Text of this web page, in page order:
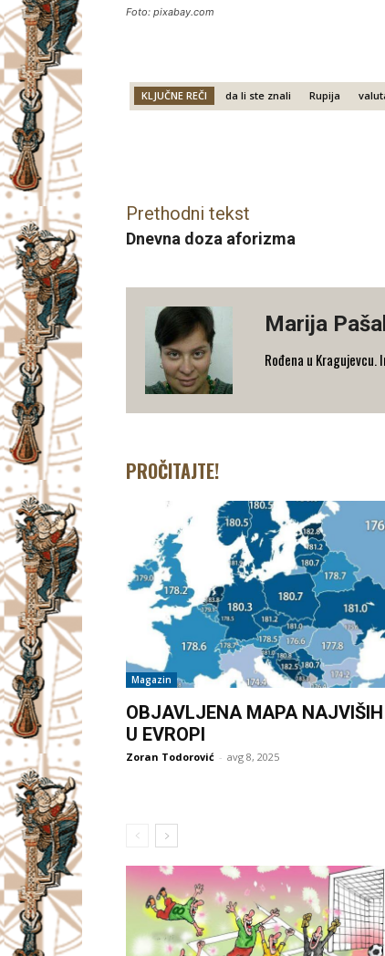
Foto: pixabay.com
KLJUČNE REČI da li ste znali Rupija
Prethodni tekst
Dnevna doza aforizma
Marija
​Rođena u
PROČITAJTE!
Magazin
OBJAVLJENA MAPA
U EVROPI
Zoran Todorović - avg 8, 2025